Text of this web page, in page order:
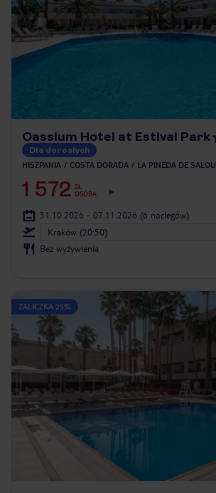
Oassium Hotel at Estival Park
Dla dorosłych
HISZPANIA COSTA DORADA LA PINEDA DE SALOU
1 572 ZŁ
OSOBA
31.10.2026 - 07.11.2026 (6 noclegów)
Kraków (20:50)
Bez wyżywienia
ZALICZKA 25%